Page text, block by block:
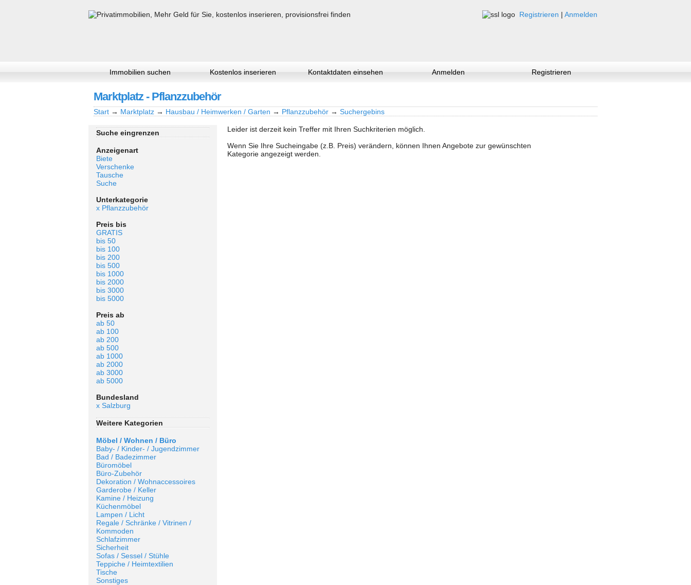
Registrieren | Anmelden
Immobilien suchen Kostenlos inserieren Kontaktdaten einsehen Anmelden Registrieren
Marktplatz - Pflanzzubehör
Start → Marktplatz → Hausbau / Heimwerken / Garten → Pflanzzubehör → Suchergebins
Suche eingrenzen
Anzeigenart
Biete
Verschenke
Tausche
Suche
Unterkategorie
x Pflanzzubehör
Preis bis
GRATIS
bis 50
bis 100
bis 200
bis 500
bis 1000
bis 2000
bis 3000
bis 5000
Preis ab
ab 50
ab 100
ab 200
ab 500
ab 1000
ab 2000
ab 3000
ab 5000
Bundesland
x Salzburg
Weitere Kategorien
Möbel / Wohnen / Büro
Baby- / Kinder- / Jugendzimmer
Bad / Badezimmer
Büromöbel
Büro-Zubehör
Dekoration / Wohnaccessoires
Garderobe / Keller
Kamine / Heizung
Küchenmöbel
Lampen / Licht
Regale / Schränke / Vitrinen /
Kommoden
Schlafzimmer
Sicherheit
Sofas / Sessel / Stühle
Teppiche / Heimtextilien
Tische
Sonstiges
Leider ist derzeit kein Treffer mit Ihren Suchkriterien möglich.
Wenn Sie Ihre Sucheingabe (z.B. Preis) verändern, können Ihnen Angebote zur gewünschten
Kategorie angezeigt werden.